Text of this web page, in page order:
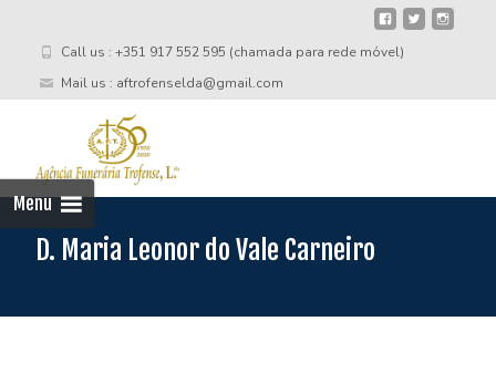
Call us : +351 917 552 595 (chamada para rede móvel)
Mail us : aftrofenselda@gmail.com
Menu
D. Maria Leonor do Vale Carneiro